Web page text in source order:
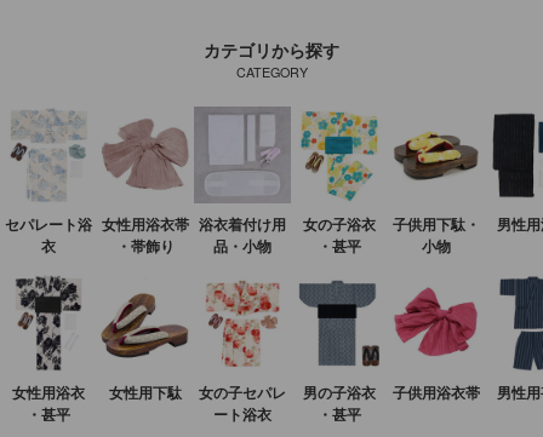
カテゴリから探す
CATEGORY
セパレート浴
衣
女性用浴衣帯
・帯飾り
浴衣着付け用
品・小物
女の子浴衣
・甚平
子供用下駄・
小物
男性
女性用浴衣
・甚平
女性用下駄
女の子セパレ
ート浴衣
男の子浴衣
・甚平
子供用浴衣帯 男性